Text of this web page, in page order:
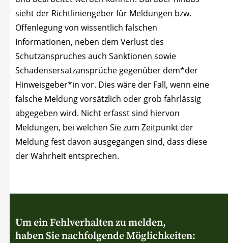
sieht der Richt­li­ni­en­ge­ber für Mel­dun­gen bzw.
Offen­le­gung von wis­sent­lich fal­schen
Infor­ma­tio­nen, neben dem Ver­lust des
Schutz­an­spru­ches auch Sank­tio­nen sowie
Scha­dens­er­satz­an­sprü­che gegen­über dem*der
Hinweisgeber*in vor. Dies wäre der Fall, wenn eine
fal­sche Mel­dung vor­sätz­lich oder grob fahr­läs­sig
abge­ge­ben wird. Nicht erfasst sind hier­von
Mel­dun­gen, bei wel­chen Sie zum Zeit­punkt der
Mel­dung fest davon aus­ge­gan­gen sind, dass die­se
der Wahr­heit entsprechen.
Um ein Fehlverhalten zu melden,
haben Sie nachfolgende Möglichkeiten: